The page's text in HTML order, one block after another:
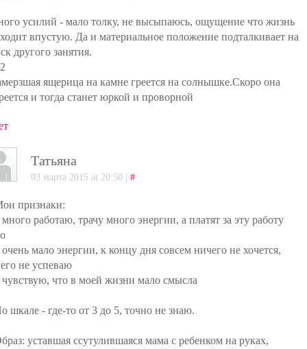
усилий - мало толку, не высыпаюсь, ощущение что жизнь
впустую. Да и материальное положение подталкивает на
другого занятия.
ящерица на камне греется на солнышке.Скоро она
и тогда станет юркой и проворной
Татьяна
03 марта 2015 at 20:50 | #
признаки:
работаю, трачу много энергии, а платят за эту работу
мало энергии, к концу дня совсем ничего не хочется,
не успеваю
чувствую, что в моей жизни мало смысла
шкале - где-то от 3 до 5, точно не знаю.
уставшая ссутулившаяся мама с ребенком на руках,